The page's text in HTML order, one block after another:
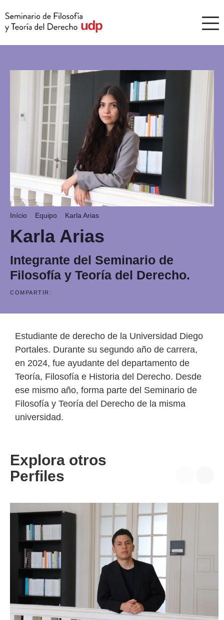
Início Equipo Karla Arias
Karla Arias
Integrante del Seminario de
Filosofía y Teoría del Derecho.
COMPARTIR:
Estudiante de derecho de la Universidad Diego
Portales. Durante su segundo año de carrera,
en 2024, fue ayudante del departamento de
Teoría, Filosofía e Historia del Derecho. Desde
ese mismo año, forma parte del Seminario de
Filosofía y Teoría del Derecho de la misma
universidad.
Explora otros
Perfiles